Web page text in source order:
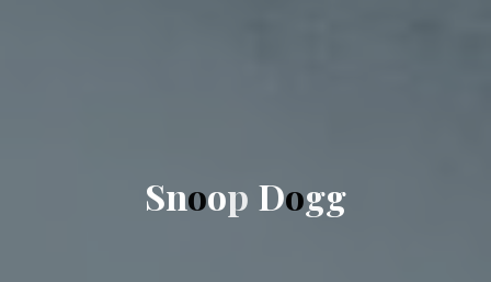
S S
n
n oop Dogg